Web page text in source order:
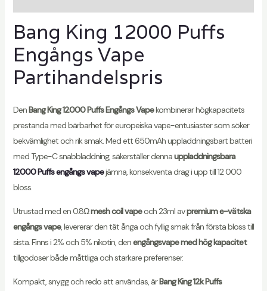
Bang King 12000 Puffs
Engångs Vape
Partihandelspris
Den Bang King 12000 Puffs Engångs Vapekombinerar högkapacitets
prestanda med bärbarhet för europeiska vape-entusiaster som söker
bekvämlighet och rik smak. Med ett 650mAh uppladdningsbart batteri
med Type-C snabbladdning, säkerställer dennauppladdningsbara
12000 Puffs engångs vapejämna, konsekventa drag i upp till 12 000
bloss.
Utrustad med en 0.8Ωmesh coil vapeoch 23ml avpremium e-vätska
engångs vape, levererar den tät ånga och fyllig smak från första bloss till
sista. Finns i 2% och 5% nikotin, denengångsvape med hög kapacitet
tillgodoser både måttliga och starkare preferenser.
Kompakt, snygg och redo att användas, ärBang King 12k Puffs